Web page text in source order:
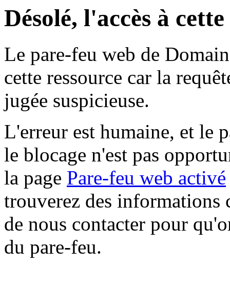
Désolé, l'accès à
Le pare-feu web de
cette ressource car la
jugée suspicieuse.
L'erreur est humaine, et le
le blocage n'est pas
la page Pare-feu web activé
trouverez des informations
de nous contacter pour
du pare-feu.